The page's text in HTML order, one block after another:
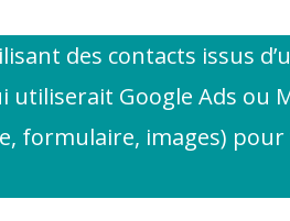
des contacts issus
utiliserait Google Ads ou
formulaire, images)